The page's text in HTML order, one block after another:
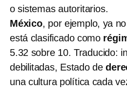
o sistemas autoritarios.
México, por ejemplo, ya
está clasificado como
5.32 sobre 10. Traducido:
debilitadas, Estado de
una cultura política cada